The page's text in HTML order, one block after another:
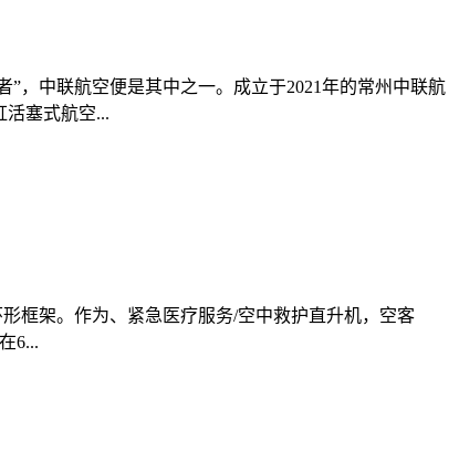
，中联航空便是其中之一。成立于2021年的常州中联航
活塞式航空...
框架。作为、紧急医疗服务/空中救护直升机，空客
6...